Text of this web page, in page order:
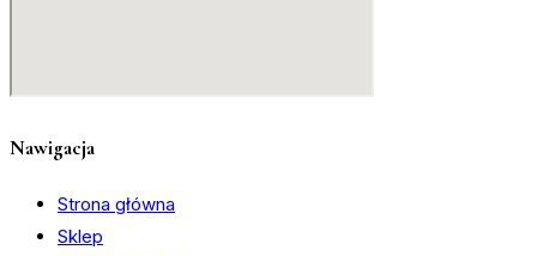
Nawigacja
Strona główna
Sklep